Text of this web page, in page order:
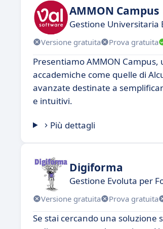
AMMON Campus
Gestione Universitaria
Versione gratuita Prova gratuita
Presentiamo AMMON
accademiche come quelle di
avanzate destinate a
e intuitivi.
Più dettagli
Digiforma
Gestione Evoluta per
Versione gratuita Prova gratuita
Se stai cercando una